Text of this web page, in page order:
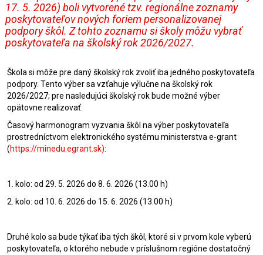
17. 5. 2026) boli vytvorené tzv. regionálne zoznamy
poskytovateľov nových foriem personalizovanej
podpory škôl. Z tohto zoznamu si školy môžu vybrať
poskytovateľa na školský rok 2026/2027.
Škola si môže pre daný školský rok zvoliť iba jedného poskytovateľa
podpory. Tento výber sa vzťahuje výlučne na školský rok
2026/2027; pre nasledujúci školský rok bude možné výber
opätovne realizovať.
Časový harmonogram vyzvania škôl na výber poskytovateľa
prostredníctvom elektronického systému ministerstva e-grant
(https://minedu.egrant.sk):
1. kolo: od 29. 5. 2026 do 8. 6. 2026 (13.00 h)
2. kolo: od 10. 6. 2026 do 15. 6. 2026 (13.00 h)
Druhé kolo sa bude týkať iba tých škôl, ktoré si v prvom kole vyberú
poskytovateľa, o ktorého nebude v príslušnom regióne dostatočný